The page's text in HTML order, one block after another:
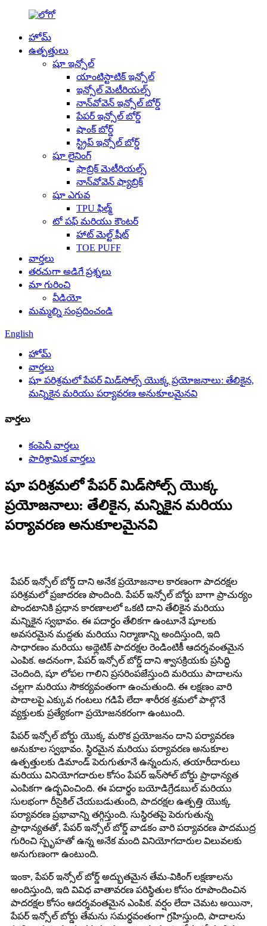
హోమ్
ఉత్పత్తులు
షూ ఇన్సోల్
యాంటిస్టాటిక్ ఇన్సోల్
ఇన్సోల్ మెటీరియల్స్
నాన్‌వోవెన్ ఇన్సోల్ బోర్డ్
పేపర్ ఇన్సోల్ బోర్డ్
షాంక్ బోర్డ్
స్ట్రిప్ ఇన్సోల్ బోర్డ్
షూ లైనింగ్
ఫాబ్రిక్ మెటీరియల్స్
నాన్‌వోవెన్ ఫ్యాబ్రిక్
షూ ఎగువ
TPU ఫిల్మ్
టో పఫ్ మరియు కౌంటర్
హాట్ మెల్ట్ షీట్
TOE PUFF
వార్తలు
తరచుగా అడిగే ప్రశ్నలు
మా గురించి
వీడియో
మమ్మల్ని సంప్రదించండి
English
హోమ్
వార్తలు
షూ పరిశ్రమలో పేపర్ మిడ్‌సోల్స్ యొక్క ప్రయోజనాలు: తేలికైన,
మన్నికైన మరియు పర్యావరణ అనుకూలమైనవి
వార్తలు
కంపెనీ వార్తలు
పారిశ్రామిక వార్తలు
షూ పరిశ్రమలో పేపర్ మిడ్‌సోల్స్ యొక్క
ప్రయోజనాలు: తేలికైన, మన్నికైన మరియు
పర్యావరణ అనుకూలమైనవి
పేపర్ ఇన్సోల్ బోర్డ్ దాని అనేక ప్రయోజనాల కారణంగా పాదరక్షల
పరిశ్రమలో ప్రజాదరణ పొందింది. పేపర్ ఇన్సోల్ బోర్డు బాగా ప్రాచుర్యం
పొందటానికి ప్రధాన కారణాలలో ఒకటి దాని తేలికైన మరియు
మన్నికైన స్వభావం. ఈ పదార్ధం తేలికగా ఉంటూనే షూలకు
అవసరమైన మద్దతు మరియు నిర్మాణాన్ని అందిస్తుంది, ఇది
సాధారణం మరియు అథ్లెటిక్ పాదరక్షల రెండింటికీ ఆదర్శవంతమైన
ఎంపిక. అదనంగా, పేపర్ ఇన్సోల్ బోర్డ్ దాని శ్వాసక్రియకు ప్రసిద్ధి
చెందింది, షూ లోపల గాలిని ప్రసరింపజేస్తుంది మరియు పాదాలను
చల్లగా మరియు సౌకర్యవంతంగా ఉంచుతుంది. ఈ లక్షణం వారి
పాదాలపై ఎక్కువ గంటలు గడిపే లేదా శారీరక శ్రమలో పాల్గొనే
వ్యక్తులకు ప్రత్యేకంగా ప్రయోజనకరంగా ఉంటుంది.
పేపర్ ఇన్సోల్ బోర్డు యొక్క మరొక ప్రయోజనం దాని పర్యావరణ
అనుకూల స్వభావం. స్థిరమైన మరియు పర్యావరణ అనుకూల
ఉత్పత్తులకు డిమాండ్ పెరుగుతూనే ఉన్నందున, తయారీదారులు
మరియు వినియోగదారుల కోసం పేపర్ ఇన్‌సోల్ బోర్డు ప్రాధాన్యత
ఎంపికగా ఉద్భవించింది. ఈ పదార్థం బయోడిగ్రేడబుల్ మరియు
సులభంగా రీసైకిల్ చేయబడుతుంది, పాదరక్షల ఉత్పత్తి యొక్క
పర్యావరణ ప్రభావాన్ని తగ్గిస్తుంది. సుస్థిరతపై పెరుగుతున్న
ప్రాధాన్యతతో, పేపర్ ఇన్సోల్ బోర్డ్ వాడకం వారి పర్యావరణ పాదముద్ర
గురించి స్పృహతో ఉన్న అనేక మంది వినియోగదారుల విలువలకు
అనుగుణంగా ఉంటుంది.
ఇంకా, పేపర్ ఇన్సోల్ బోర్డ్ అద్భుతమైన తేమ-వికింగ్ లక్షణాలను
అందిస్తుంది, ఇది వివిధ వాతావరణ పరిస్థితుల కోసం రూపొందించిన
పాదరక్షల కోసం ఆదర్శవంతమైన ఎంపిక. వర్షం లేదా చెమట అయినా,
పేపర్ ఇన్సోల్ బోర్డు తేమను సమర్థవంతంగా గ్రహిస్తుంది, పాదాలను